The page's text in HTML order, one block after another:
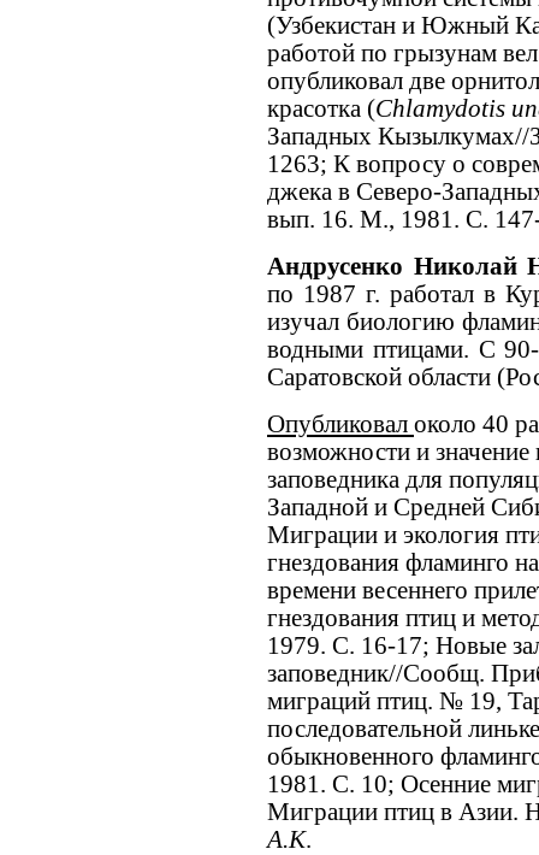
(Узбекистан и Южный
работой по грызунам
опубликовал две
красотка (Chlamydotis
Западных Кызылкумах//
1263; К вопросу о
джека в Северо-
вып. 16. М., 1981. С.
Андрусенко Николай
по 1987 г. работал в
изучал биологию
водными птицами. С
Саратовской области
Опубликовал около 40
возможности и
заповедника для
Западной и Средней
Миграции и экология
гнездования фламинго
времени весеннего
гнездования птиц и
1979. С. 16-17; Новые
заповедник//Сообщ.
миграций птиц. № 19,
последовательной
обыкновенного
1981. С. 10; Осенние
Миграции птиц в Азии.
А.К.